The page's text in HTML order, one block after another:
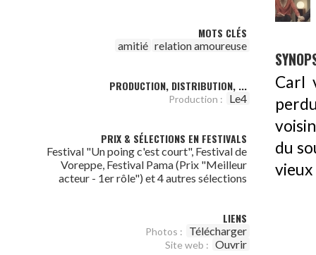
MOTS CLÉS
amitié relation amoureuse
PRODUCTION, DISTRIBUTION, ...
Production : Le4
PRIX & SÉLECTIONS EN FESTIVALS
Festival "Un poing c'est court", Festival de
Voreppe, Festival Pama (Prix "Meilleur
acteur - 1er rôle") et 4 autres sélections
LIENS
Photos : Télécharger
Site web : Ouvrir
Carl
du